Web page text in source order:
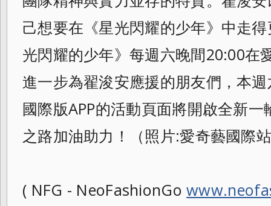
己想要在《星光閃耀的少年》中走
光閃耀的少年》每週六晚間20:00在
進一步為翟浚安應援的朋友們，本
國際版APP的活動頁面將開啟全新
之路加油助力！（照片:愛奇藝國際
( NFG - NeoFashionGo